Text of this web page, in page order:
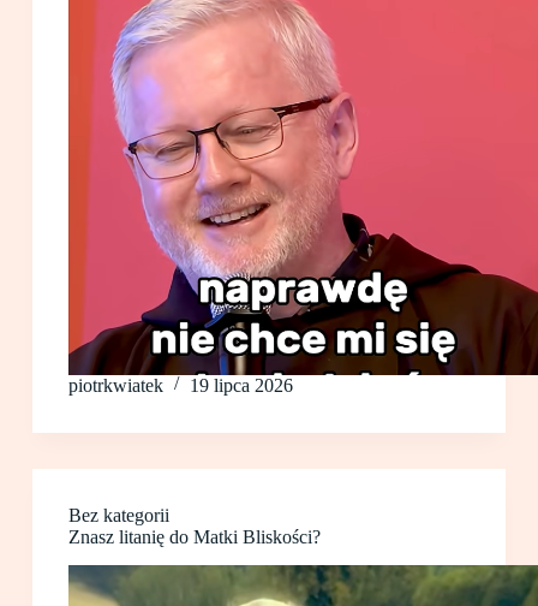
piotrkwiatek 19 lipca 2026
Bez kategorii
Znasz litanię do Matki Bliskości?